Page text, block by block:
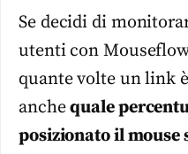
Se decidi di
utenti con
quante volte un link
anchequale
posizionato il mouse